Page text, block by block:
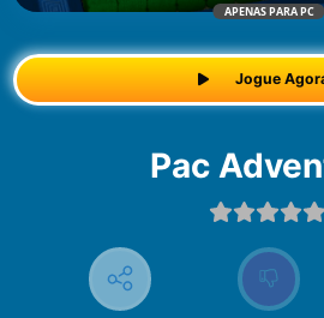
APENAS PARA PC
Jogue
Pac